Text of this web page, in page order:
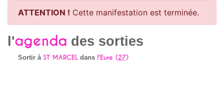
ATTENTION ! Cette manifestation est terminée.
l'agenda des sorties
Sortir à ST MARCELdans l'Eure (27)